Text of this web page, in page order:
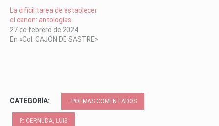
La difícil tarea de establecer
el canon: antologías.
27 de febrero de 2024
En «Col. CAJÓN DE SASTRE»
CATEGORÍA: · POEMAS COMENTADOS
P: CERNUDA, LUIS